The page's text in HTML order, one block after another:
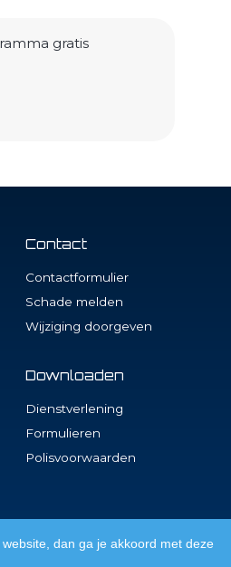
dan ga je akkoord met deze
gratis
Contact
Contactformulier
Schade melden
Wijziging doorgeven
Downloaden
Dienstverlening
Formulieren
Polisvoorwaarden